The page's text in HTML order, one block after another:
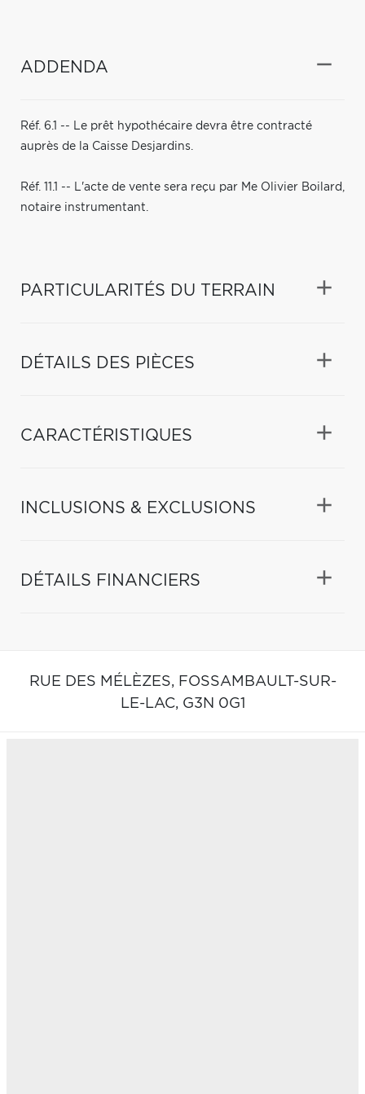
ADDENDA
Réf. 6.1 -- Le prêt hypothécaire devra être contracté
auprès de la Caisse Desjardins.
Réf. 11.1 -- L'acte de vente sera reçu par Me Olivier Boilard,
notaire instrumentant.
PARTICULARITÉS DU TERRAIN
DÉTAILS DES PIÈCES
CARACTÉRISTIQUES
INCLUSIONS & EXCLUSIONS
DÉTAILS FINANCIERS
RUE DES MÉLÈZES, FOSSAMBAULT-SUR-
LE-LAC, G3N 0G1